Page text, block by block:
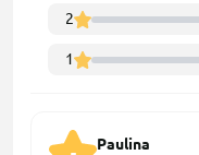
2
1
Paulina